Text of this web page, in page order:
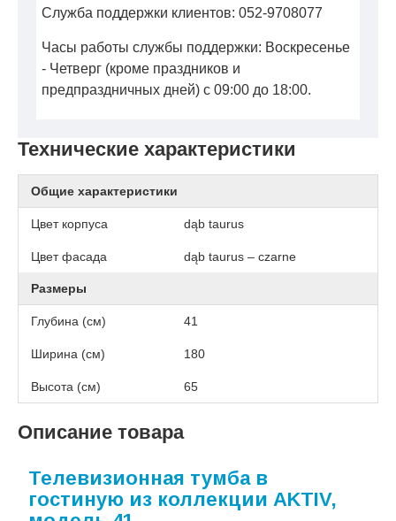
Технические характеристики
Общие характеристики
Цвет корпуса dąb taurus
Цвет фасада dąb taurus – czarne
Размеры
Глубина (см) 41
Ширина (см) 180
Высота (см) 65
Описание товара
Телевизионная тумба в
гостиную из коллекции AKTIV,
Служба поддержки клиентов: 052-9708077
Часы работы службы поддержки: Воскресенье
- Четверг (кроме праздников и
предпраздничных дней) с 09:00 до 18:00.